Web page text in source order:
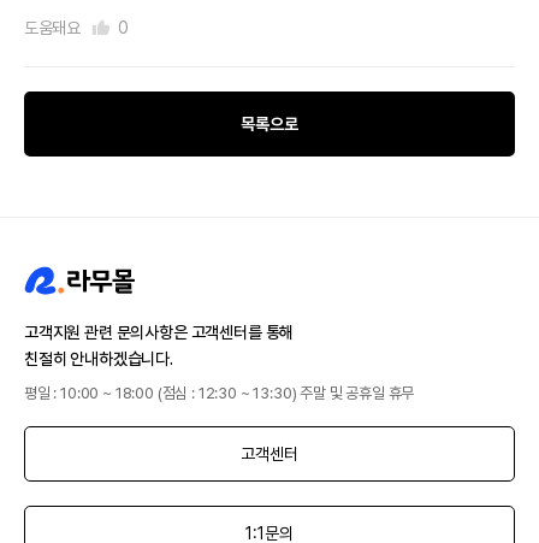
도움돼요 0
목록으로
고객지원 관련 문의사항은 고객센터를 통해
친절히 안내하겠습니다.
평일 : 10:00 ~ 18:00 (점심 : 12:30 ~ 13:30) 주말 및 공휴일 휴무
고객센터
1:1문의